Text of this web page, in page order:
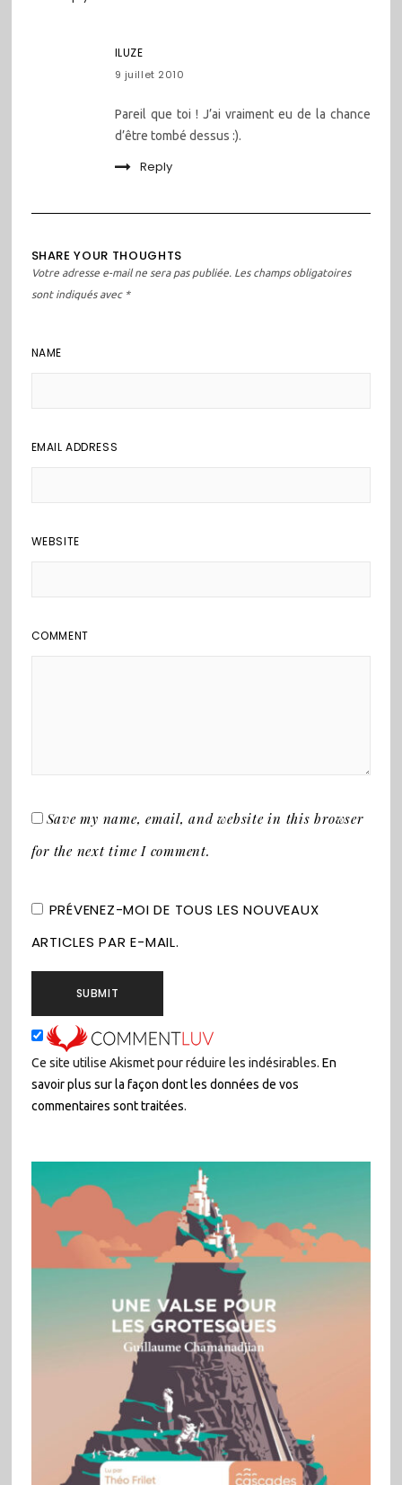
ILUZE
9 juillet 2010
Pareil que toi ! J’ai vraiment eu de la chance
d’être tombé dessus :).
Reply
SHARE YOUR THOUGHTS
Votre adresse e-mail ne sera pas publiée. Les champs obligatoires
sont indiqués avec *
NAME
EMAIL ADDRESS
WEBSITE
COMMENT
Save my name, email, and website in this browser
for the next time I comment.
PRÉVENEZ-MOI DE TOUS LES NOUVEAUX
ARTICLES PAR E-MAIL.
Ce site utilise Akismet pour réduire les indésirables. En
savoir plus sur la façon dont les données de vos
commentaires sont traitées.